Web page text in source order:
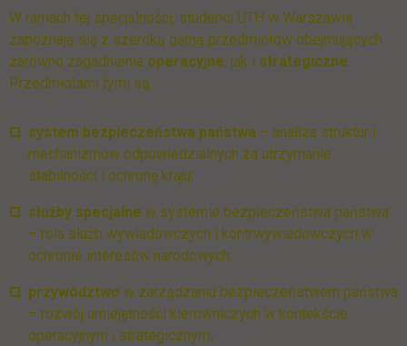
W ramach tej specjalności, studenci UTH w Warszawie
zapoznają się z szeroką gamą przedmiotów obejmujących
zarówno zagadnienia operacyjne, jak i strategiczne.
Przedmiotami tymi są:
system bezpieczeństwa państwa – analiza struktur i
mechanizmów odpowiedzialnych za utrzymanie
stabilności i ochronę kraju;
służby specjalne w systemie bezpieczeństwa państwa
– rola służb wywiadowczych i kontrwywiadowczych w
ochronie interesów narodowych;
przywództwo w zarządzaniu bezpieczeństwem państwa
– rozwój umiejętności kierowniczych w kontekście
operacyjnym i strategicznym;